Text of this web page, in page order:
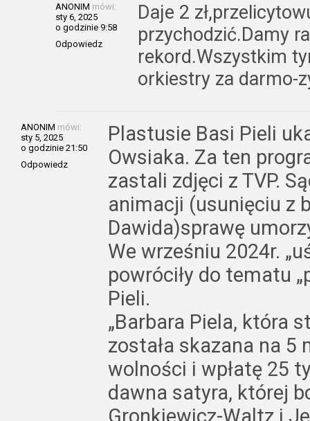
ANONIM mówi:
sty 6, 2025
o godzinie 9:58
Odpowiedz
Daje 2
przychodzić.Damy
rekord.Wszystkim
orkiestry za darmo-
ANONIM mówi:
sty 5, 2025
o godzinie 21:50
Odpowiedz
Plastusie Basi Pieli
Owsiaka. Za ten
zastali zdjęci z TVP.
animacji (usunięciu z
Dawida)sprawę
We wrześniu 2024r.
powróciły do tematu
Pieli.
„Barbara Piela, która
została skazana na 5
wolności i wpłatę 25
dawna satyra, której
Gronkiewicz-Waltz i